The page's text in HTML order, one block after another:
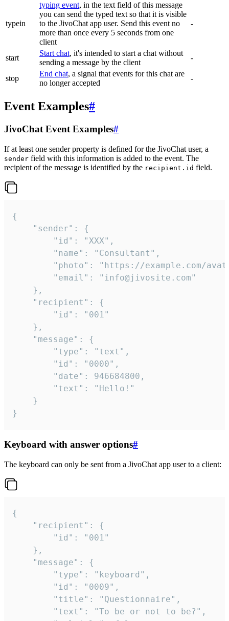
typein
typing event, in the text field of this message
you can send the typed text so that it is visible
to the JivoChat app user. Send this event no
more than once every 5 seconds from one
client
-
start
Start chat, it's intended to start a chat without
sending a message by the client
-
stop
End chat, a signal that events for this chat are
no longer accepted
-
Event Examples#
JivoChat Event Examples#
If at least one sender property is defined for the JivoChat user, a
sender field with this information is added to the event. The
recipient of the message is identified by the recipient.id field.
{
}
Keyboard with answer options#
The keyboard can only be sent from a JivoChat app user to a client:
{